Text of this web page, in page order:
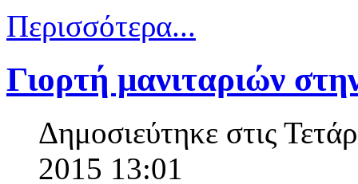
Περισσότερα...
Γιορτή μανιταριών
Δημοσιεύτηκε στις
2015 13:01